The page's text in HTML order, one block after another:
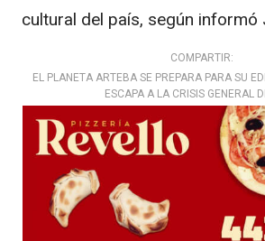
cultural del país, según informó
COMPARTIR:
EL PLANETA ARTEBA SE PREPARA PARA SU
ESCAPA A LA CRISIS GENERAL